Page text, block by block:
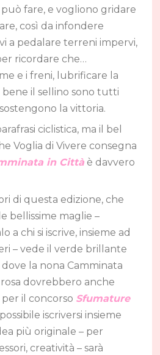
fare, e vogliono gridare
così da infondere
a pedalare terreni impervi,
ricordare che…
e i freni, lubrificare la
bene il sellino sono tutti
la vittoria.
ciclistica, ma il bel
Voglia di Vivere consegna
in Città è davvero
di questa edizione, che
bellissime maglie –
a chi si iscrive, insieme ad
– vede il verde brillante
la nona Camminata
dovrebbero anche
il concorso Sfumature
iscriversi insieme
più originale – per
creatività – sarà